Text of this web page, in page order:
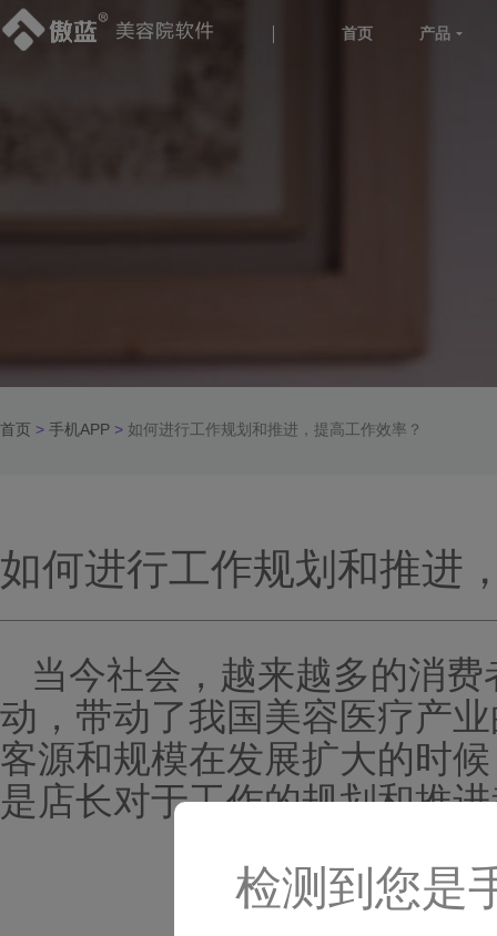
首页 产品
首页 > 手机APP > 如何进行工作规划和推进，提高工作效率？
如何进行工作规划和推进
当今社会，越来越多的消费
动，带动了我国美容医疗产
客源和规模在发展扩大的时
是店长对于工作的规划和推
检测到您是